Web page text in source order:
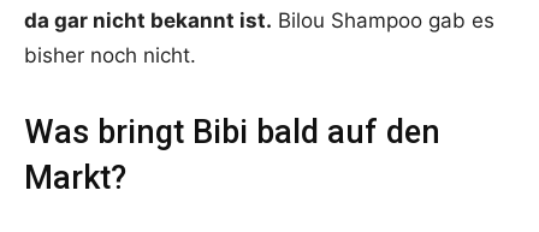
da gar nicht bekannt ist. Bilou Shampoo gab es
bisher noch nicht.
Was bringt Bibi bald auf den
Markt?